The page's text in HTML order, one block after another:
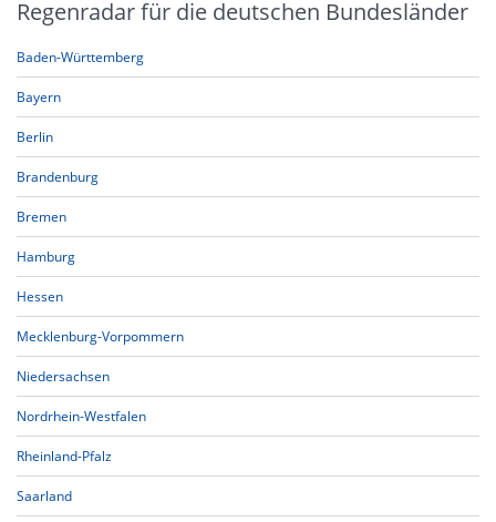
Regenradar für die deutschen Bundesländer
Baden-Württemberg
Bayern
Berlin
Brandenburg
Bremen
Hamburg
Hessen
Mecklenburg-Vorpommern
Niedersachsen
Nordrhein-Westfalen
Rheinland-Pfalz
Saarland